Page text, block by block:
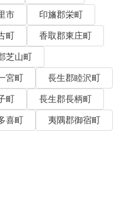
市
印旛郡栄町
町
香取郡東庄町
芝山町
宮町
長生郡睦沢町
町
長生郡長柄町
喜町
夷隅郡御宿町